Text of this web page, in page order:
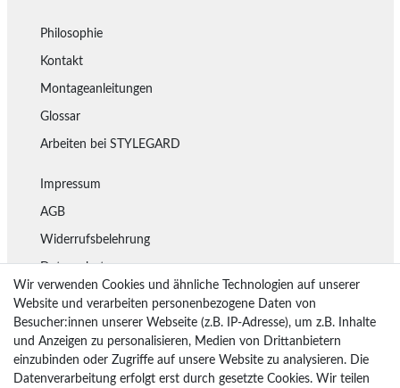
Philosophie
Kontakt
Montageanleitungen
Glossar
Arbeiten bei STYLEGARD
Impressum
AGB
Widerrufsbelehrung
Datenschutz
Lieferung
Rückgaberecht
Vertrag widerrufen
Wir verwenden Cookies und ähnliche Technologien auf unserer
Website und verarbeiten personenbezogene Daten von
Besucher:innen unserer Webseite (z.B. IP-Adresse), um z.B. Inhalte
und Anzeigen zu personalisieren, Medien von Drittanbietern
einzubinden oder Zugriffe auf unsere Website zu analysieren. Die
Datenverarbeitung erfolgt erst durch gesetzte Cookies. Wir teilen